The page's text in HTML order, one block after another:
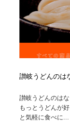
讃岐うどんのは
讃岐うどんのは
もっとうどんが
と気軽に食べに...